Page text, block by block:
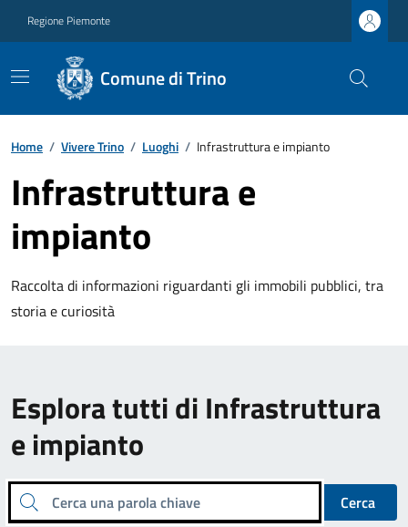
Regione Piemonte
Comune di Trino
Home / Vivere Trino / Luoghi / Infrastruttura e impianto
Infrastruttura e
impianto
Raccolta di informazioni riguardanti gli immobili pubblici, tra
storia e curiosità
Esplora tutti di Infrastruttura
e impianto
Cerca una parola chiave
Cerca